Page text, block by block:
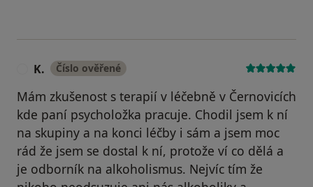
K. Číslo ověřené
Mám zkušenost s terapií v léčebně v Černovicích
kde paní psycholožka pracuje. Chodil jsem k ní
na skupiny a na konci léčby i sám a jsem moc
rád že jsem se dostal k ní, protože ví co dělá a
je odborník na alkoholismus. Nejvíc tím že